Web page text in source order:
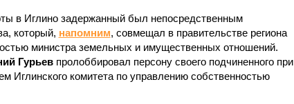
в Иглино задержанный был непосредственным
который, напомним, совмещал в правительстве региона
министра земельных и имущественных отношений.
Гурьевпролоббировал персону своего подчиненного при
Иглинского комитета по управлению собственностью